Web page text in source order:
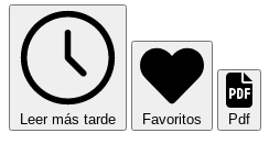
Leer más tarde Favoritos Pdf